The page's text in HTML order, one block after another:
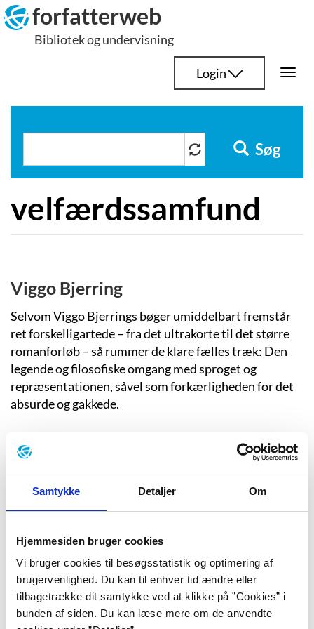
Samtykke Detaljer Om
Hjemmesiden bruger cookies
Vi bruger cookies til besøgsstatistik og optimering af
brugervenlighed. Du kan til enhver tid ændre eller
tilbagetrække dit samtykke ved at klikke på ”Cookies” i
bunden af siden. Du kan læse mere om de anvendte
Hop
til
indhold
forfatterweb
Bibliotek og undervisning
Login
Søg
velfærdssamfund
Viggo Bjerring
Selvom Viggo Bjerrings bøger umiddelbart fremstår
ret forskelligartede – fra det ultrakorte til det større
romanforløb – så rummer de klare fælles træk: Den
legende og filosofiske omgang med sproget og
repræsentationen, såvel som forkærligheden for det
absurde og gakkede.
Liv Nimand Duvå
handler om at være pårørende til en alkoholiker.
Niels Lyngsø
Forfatter og litterat Niels Lyngsø har siden sin debut i
1992 afsøgt et væld af forskellige genrer og temaer.
Både systemdigtet, erindringsprosaen og temaer som